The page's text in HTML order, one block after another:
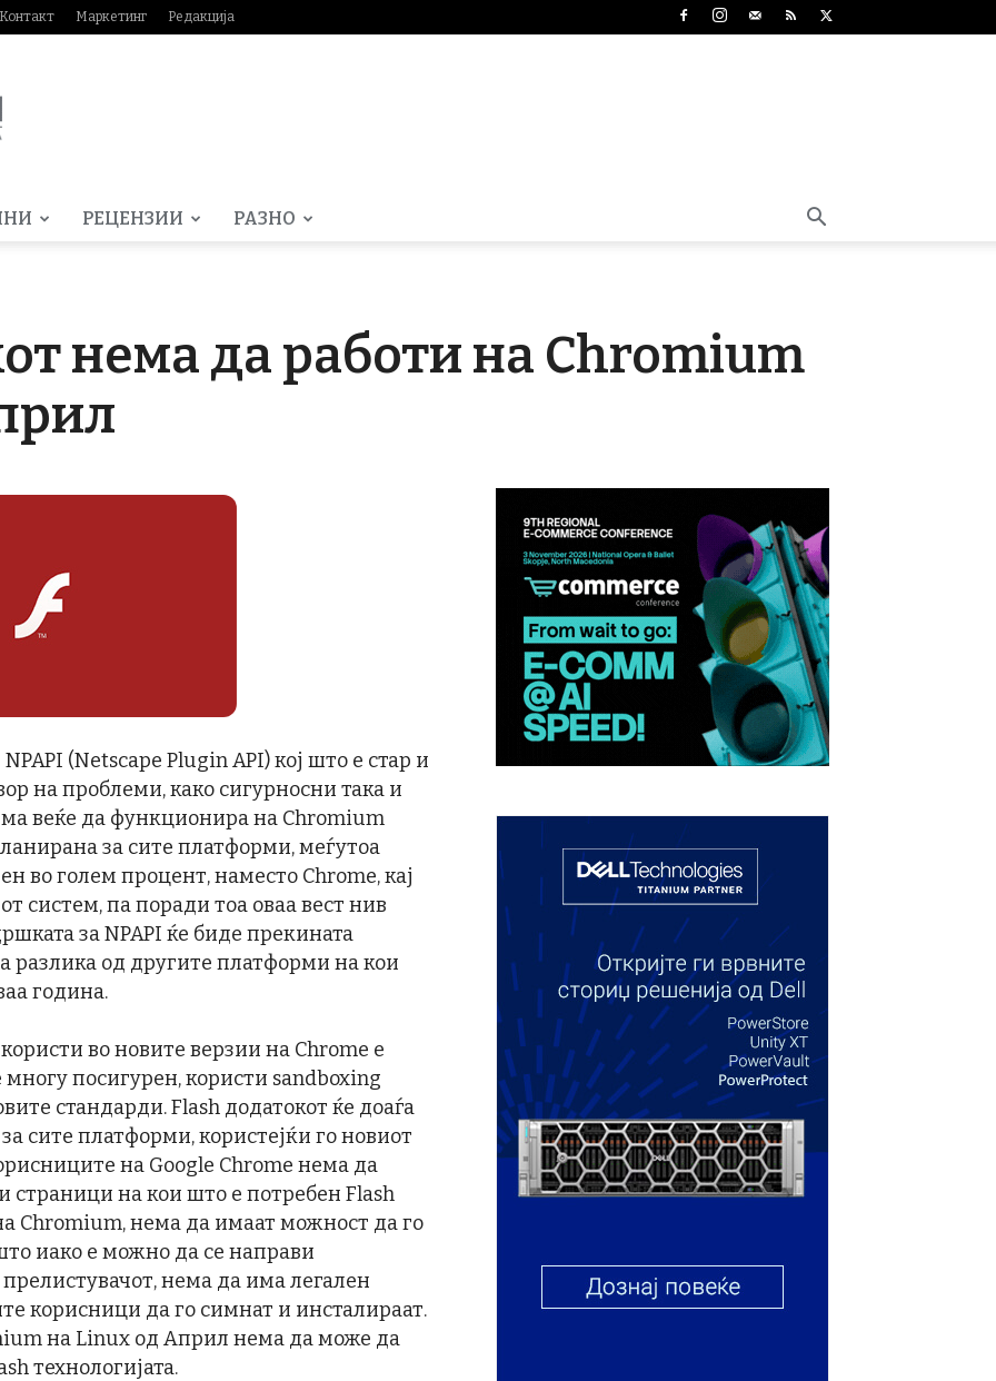
Контакт Маркетинг Редакција
РЕЦЕНЗИИ РАЗНО
нема да работи на Chromium
(Netscape Plugin API) кој што е стар и
на проблеми, како сигурносни така и
веќе да функционира на Chromium
за сите платформи, меѓутоа
во голем процент, наместо Chrome, кај
систем, па поради тоа оваа вест нив
за NPAPI ќе биде прекината
разлика од другите платформи на кои
година.
во новите верзии на Chrome e
многу посигурен, користи sandboxing
стандарди. Flash додатокот ќе доаѓа
сите платформи, користејќи го новиот
на Google Chrome нема да
страници на кои што е потребен Flash
Chromium, нема да имаат можност да го
иако е можно да се направи
нема да има легален
корисници да го симнат и инсталираат.
на Linux од Април нема да може да
технологијата.